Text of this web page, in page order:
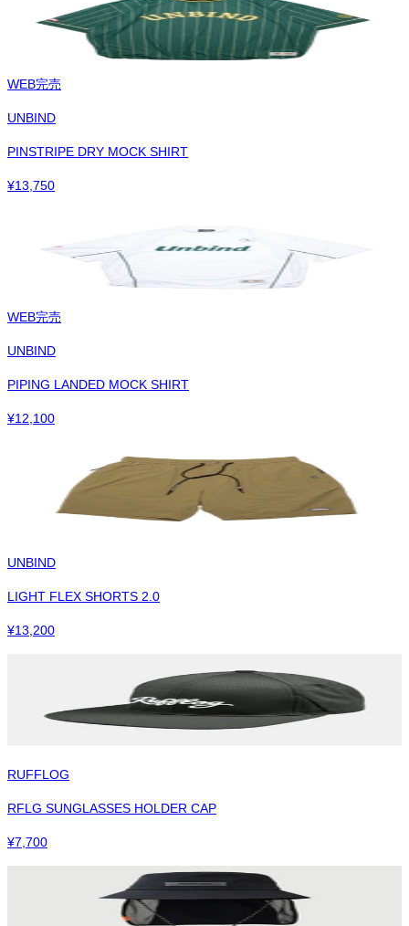
WEB完売
UNBIND
PINSTRIPE DRY MOCK SHIRT
¥13,750
WEB完売
UNBIND
PIPING LANDED MOCK SHIRT
¥12,100
UNBIND
LIGHT FLEX SHORTS 2.0
¥13,200
RUFFLOG
RFLG SUNGLASSES HOLDER CAP
¥7,700